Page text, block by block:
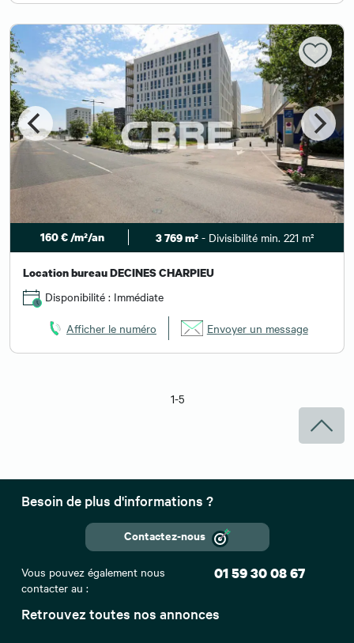
160 € /m²/an 3 769 m² - Divisibilité min. 221 m²
Location bureau DECINES CHARPIEU
Disponibilité : Immédiate
Afficher le numéro Envoyer un message
1-5
Retrouvez toutes nos annonces
Besoin de plus d'informations ?
Contactez-nous
Vous pouvez également nous
contacter au :
01 59 30 08 67